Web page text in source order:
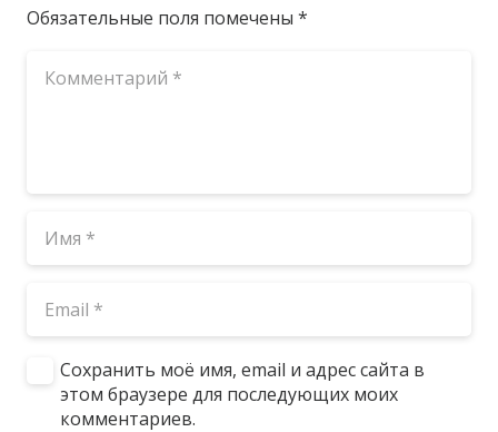
Обязательные поля помечены *
Сохранить моё имя, email и адрес сайта в
этом браузере для последующих моих
комментариев.